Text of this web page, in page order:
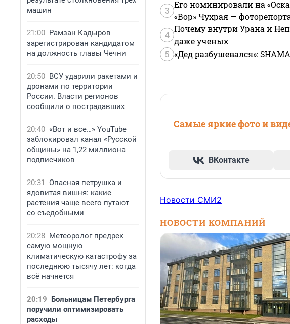
машин
21:00 Рамзан Кадыров
зарегистрирован кандидатом
на должность главы Чечни
20:50 ВСУ ударили ракетами и
дронами по территории
России. Власти регионов
сообщили о пострадавших
20:40 «Вот и все…» YouTube
заблокировал канал «Русской
общины» на 1,22 миллиона
подписчиков
20:31 Опасная петрушка и
ядовитая вишня: какие
растения чаще всего путают
со съедобными
20:28 Метеоролог предрек
самую мощную
климатическую катастрофу за
последнюю тысячу лет: когда
всё начнется
20:19 Больницам Петербурга
поручили оптимизировать
расходы
3
Его номинировали на
«Вор» Чухрая —
4
Почему внутри Урана и
даже ученых
5 «Дед разбушевался»:
Самые яркие фото и
ВКонтакте
Новости СМИ2
НОВОСТИ КОМПАНИЙ